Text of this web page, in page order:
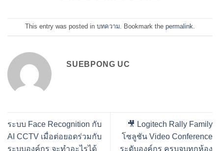
This entry was posted in บทความ. Bookmark the permalink.
SUEBPONG UC
ระบบ Face Recognition กับ
AI CCTV เมื่อต่อยอดร่วมกับ
ระบบองค์กร จะทำอะไรได้
🎥 Logitech Rally Family
โซลูชัน Video Conference
ระดับองค์กร ครบจบทุกห้อง